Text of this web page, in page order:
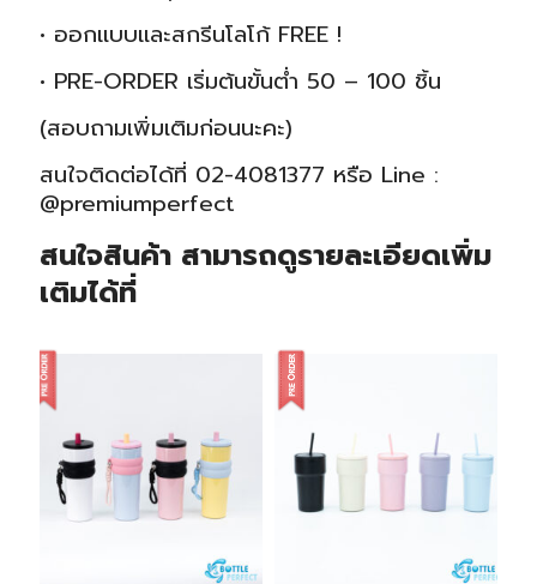
• ออกแบบและสกรีนโลโก้ FREE !
• PRE-ORDER เริ่มต้นขั้นต่ำ 50 – 100 ชิ้น
(สอบถามเพิ่มเติมก่อนนะคะ)
สนใจติดต่อได้ที่ 02-4081377 หรือ Line :
@premiumperfect
สนใจสินค้า สามารถดูรายละเอียดเพิ่ม
เติมได้ที่